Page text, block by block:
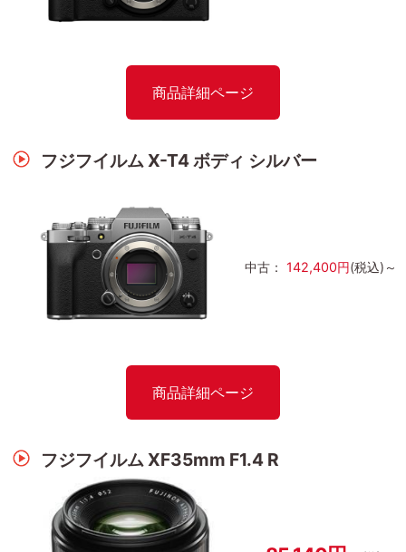
商品詳細ページ
フジフイルム X-T4 ボディ シルバー
中古： 142,400円(税込)～
商品詳細ページ
フジフイルム XF35mm F1.4 R